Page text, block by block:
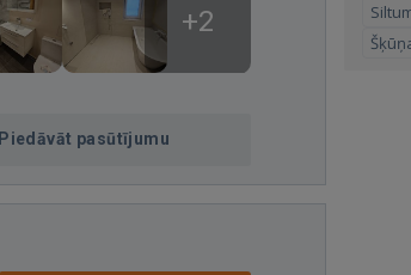
+2
Piedāvāt pasūtījumu